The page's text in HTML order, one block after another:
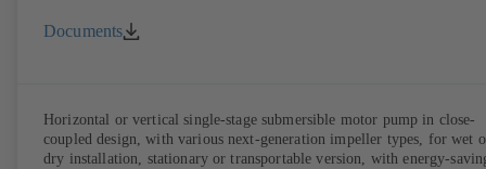
Documents
Horizontal or vertical single-stage submersible motor pump in close-
coupled design, with various next-generation impeller types, for wet
dry installation, stationary or transportable version, with energy-